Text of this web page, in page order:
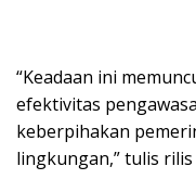
“Keadaan ini
efektivitas
keberpihakan
lingkungan,” tulis